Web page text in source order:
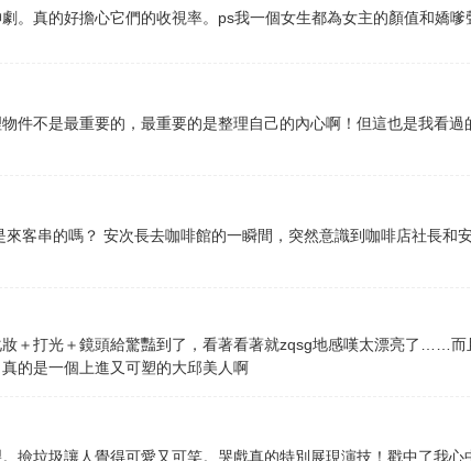
。真的好擔心它們的收視率。ps我一個女生都為女主的顏值和嬌嗲
件不是最重要的，最重要的是整理自己的內心啊！但這也是我看過
客串的嗎？ 安次長去咖啡館的一瞬間，突然意識到咖啡店社長和
＋打光＋鏡頭給驚豔到了，看著看著就zqsg地感嘆太漂亮了……
的是一個上進又可塑的大邱美人啊
撿垃圾讓人覺得可愛又可笑。哭戲真的特別展現演技！戳中了我